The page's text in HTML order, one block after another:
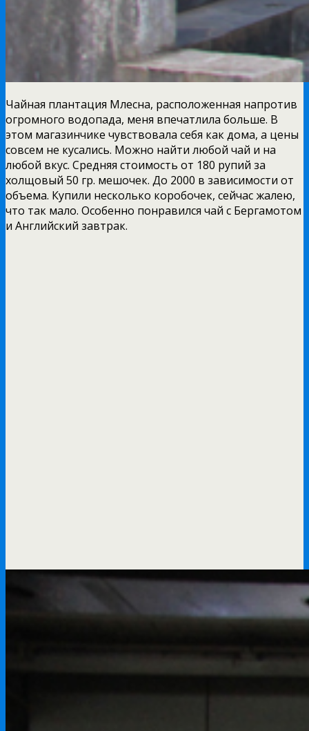
Чайная плантация Млесна, расположенная напротив
огромного водопада, меня впечатлила больше. В
этом магазинчике чувствовала себя как дома, а цены
совсем не кусались. Можно найти любой чай и на
любой вкус. Средняя стоимость от 180 рупий за
холщовый 50 гр. мешочек. До 2000 в зависимости от
объема. Купили несколько коробочек, сейчас жалею,
что так мало. Особенно понравился чай с Бергамотом
и Английский завтрак.